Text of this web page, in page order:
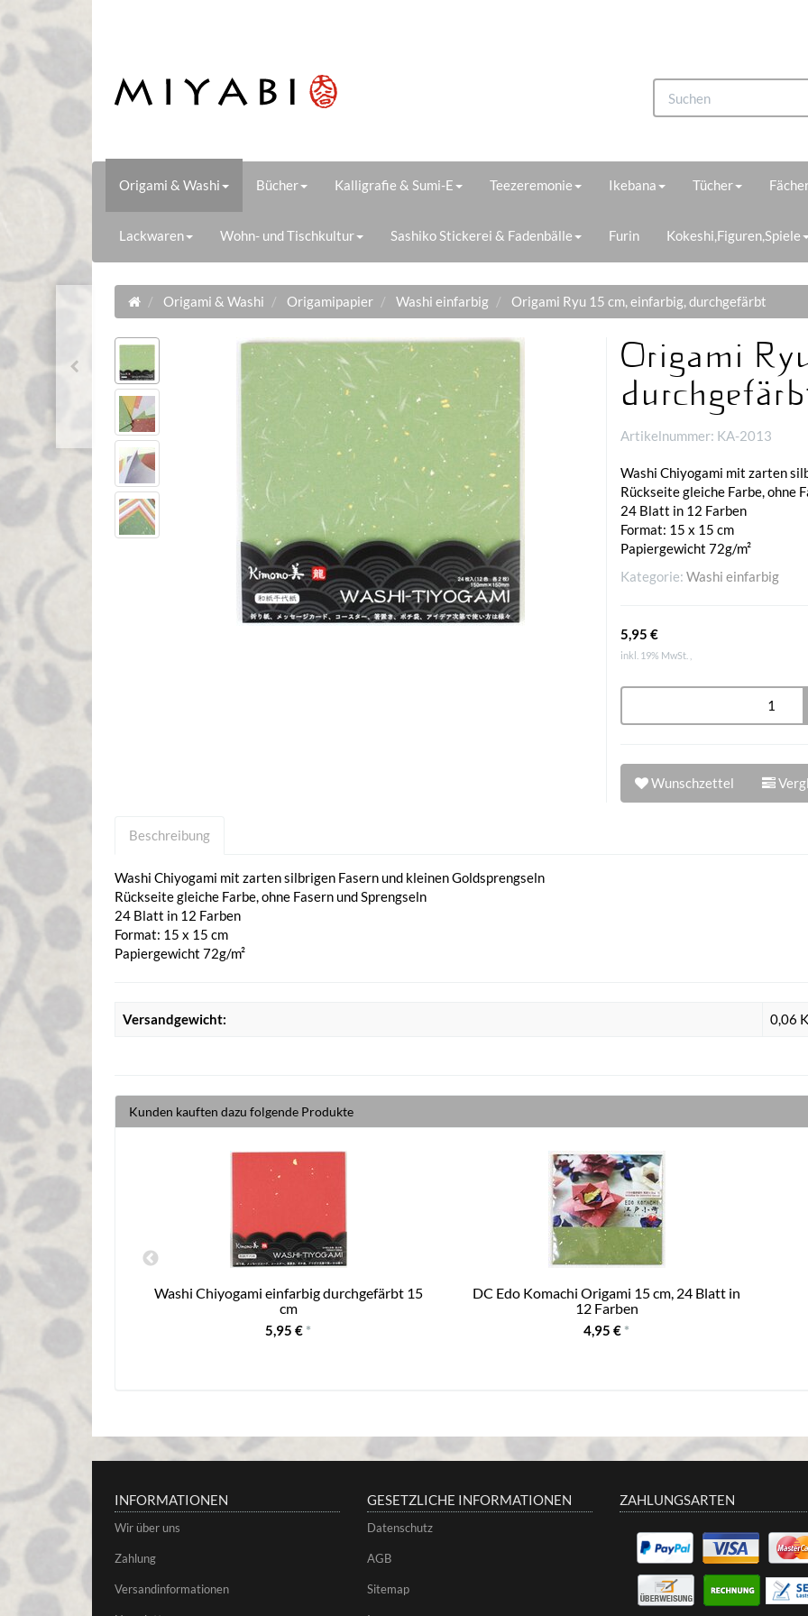
Origami & Washi Bücher Kalligrafie & Sumi-E Teezeremonie Ikebana Tücher
Lackwaren Wohn- und Tischkultur Sashiko Stickerei & Fadenbälle Furin Kokeshi,Figuren,Spiele
Origami & Washi Origamipapier Washi einfarbig Origami Ryu 15 cm, einfarbig, durchgefärbt
Origami
Artikelnummer: KA-2013
Washi Chiyogami mit zarten
Rückseite gleiche Farbe, ohne
24 Blatt in 12 Farben
Format: 15 x 15 cm
Papiergewicht 72g/m²
Kategorie: Washi einfarbig
5,95 €
inkl. 19% MwSt. ,
Wunschzettel
Beschreibung
Washi Chiyogami mit zarten silbrigen Fasern und kleinen Goldsprengseln
Rückseite gleiche Farbe, ohne Fasern und Sprengseln
24 Blatt in 12 Farben
Format: 15 x 15 cm
Papiergewicht 72g/m²
Versandgewicht: 0,06
Kunden kauften dazu folgende Produkte
cm 35 Blatt
Washi Chiyogami einfarbig durchgefärbt 15
cm
5,95 € *
DC Edo Komachi Origami 15 cm, 24 Blatt in
12 Farben
4,95 € *
INFORMATIONEN
Wir über uns
Zahlung
Versandinformationen
GESETZLICHE INFORMATIONEN
Datenschutz
AGB
Sitemap
ZAHLUNGSARTEN